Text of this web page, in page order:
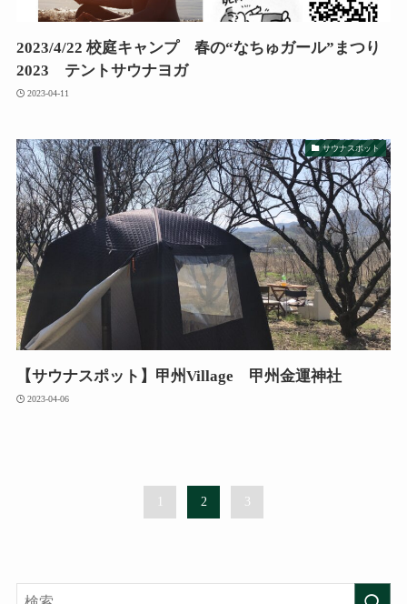
2023/4/22 校庭キャンプ 春の“なちゅガール”まつり
2023 テントサウナヨガ
2023-04-11
サウナスポット
【サウナスポット】甲州Village 甲州金運神社
2023-04-06
2 3